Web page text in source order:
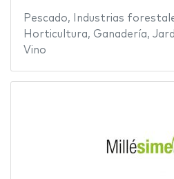
Pescado, Industrias
Horticultura, Ganadería,
Vino